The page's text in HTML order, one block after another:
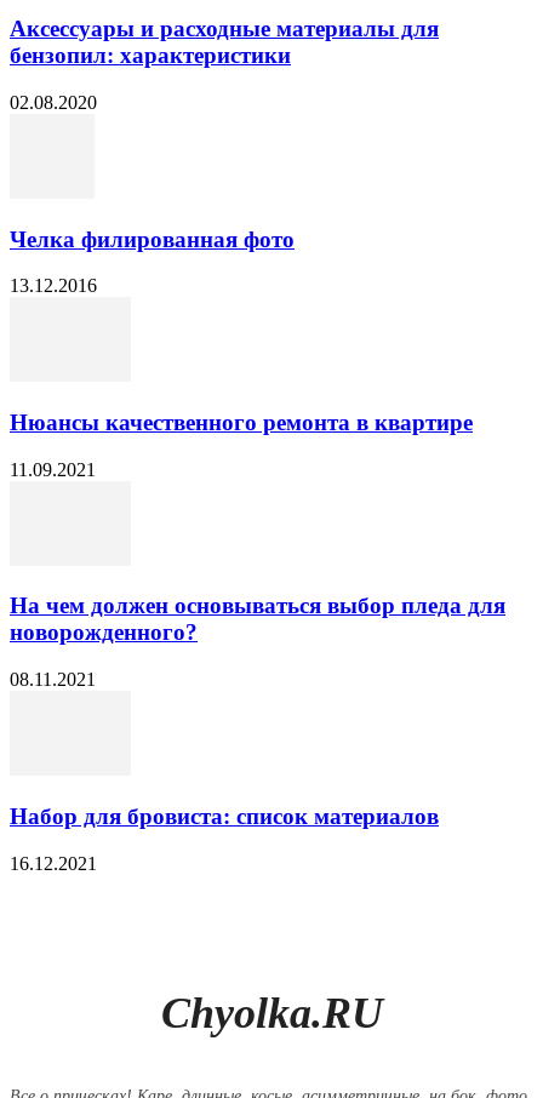
Аксессуары и расходные материалы для
бензопил: характеристики
02.08.2020
Челка филированная фото
13.12.2016
Нюансы качественного ремонта в квартире
11.09.2021
На чем должен основываться выбор пледа для
новорожденного?
08.11.2021
Набор для бровиста: список материалов
16.12.2021
Chyolka.RU